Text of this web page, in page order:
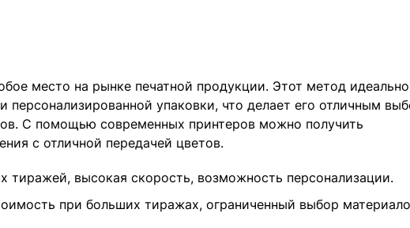
место на рынке печатной продукции. Этот метод идеально
упаковки, что делает его отличным
С помощью современных принтеров можно получить
с отличной передачей цветов.
тиражей, высокая скорость, возможность персонализации.
при больших тиражах, ограниченный выбор